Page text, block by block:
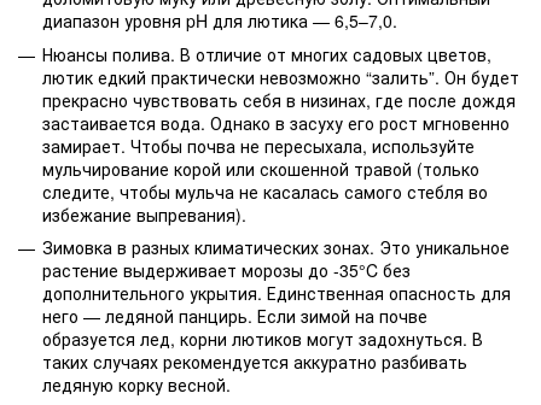
диапазон уровня pH для лютика — 6,5–7,0.
Нюансы полива. В отличие от многих садовых цветов,
лютик едкий практически невозможно “залить”. Он будет
прекрасно чувствовать себя в низинах, где после дождя
застаивается вода. Однако в засуху его рост мгновенно
замирает. Чтобы почва не пересыхала, используйте
мульчирование корой или скошенной травой (только
следите, чтобы мульча не касалась самого стебля во
избежание выпревания).
Зимовка в разных климатических зонах. Это уникальное
растение выдерживает морозы до -35°C без
дополнительного укрытия. Единственная опасность для
него — ледяной панцирь. Если зимой на почве
образуется лед, корни лютиков могут задохнуться. В
таких случаях рекомендуется аккуратно разбивать
ледяную корку весной.